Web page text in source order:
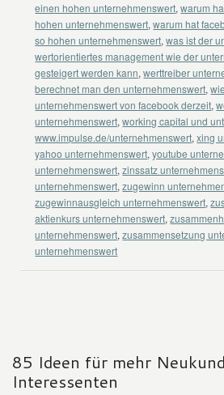
einen hohen unternehmenswert,warum
hohen unternehmenswert,warum hat
so hohen unternehmenswert,was ist der
wertorientiertes management wie der
gesteigert werden kann,werttreiber
berechnet man den unternehmenswert,
unternehmenswert von facebook derzeit,
unternehmenswert,working capital und
www.impulse.de/unternehmenswert,xing
yahoo unternehmenswert,youtube
unternehmenswert,zinssatz
unternehmenswert,zugewinn
zugewinnausgleich unternehmenswert,
aktienkurs unternehmenswert,
unternehmenswert,zusammensetzung
unternehmenswert
85 Ideen für mehr
Interessenten